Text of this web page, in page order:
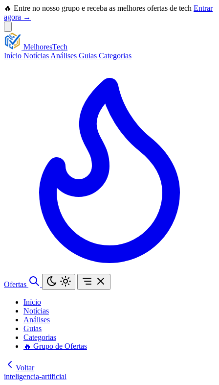
🔥 Entre no nosso grupo e receba as melhores ofertas de tech Entrar
agora →
MelhoresTech
Início Notícias Análises Guias Categorias
Ofertas
Início
Notícias
Análises
Guias
Categorias
🔥 Grupo de Ofertas
Voltar
inteligencia-artificial